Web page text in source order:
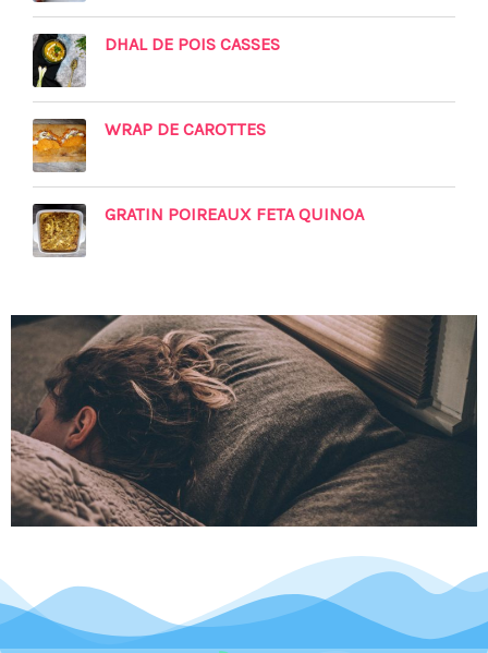
DHAL DE POIS CASSES
WRAP DE CAROTTES
GRATIN POIREAUX FETA QUINOA